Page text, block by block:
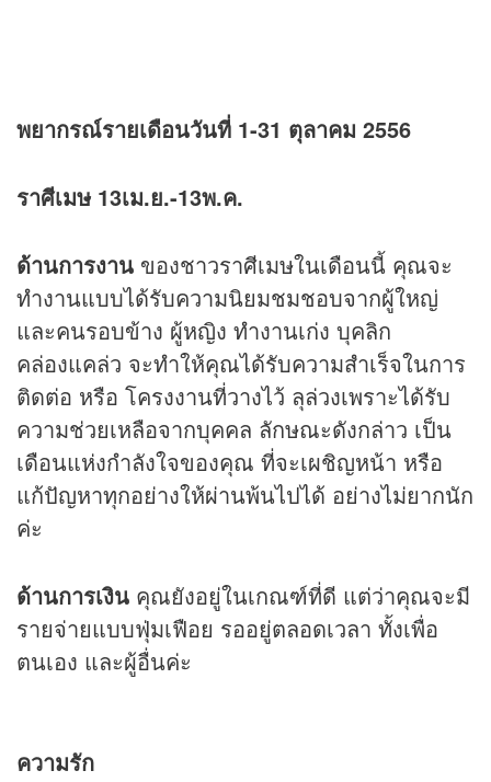
พยากรณ์รายเดือนวันที่ 1-31 ตุลาคม 2556
ราศีเมษ 13เม.ย.-13พ.ค.
ด้านการงาน ของชาวราศีเมษในเดือนนี้ คุณจะ
ทำงานแบบได้รับความนิยมชมชอบจากผู้ใหญ่
และคนรอบข้าง ผู้หญิง ทำงานเก่ง บุคลิก
คล่องแคล่ว จะทำให้คุณได้รับความสำเร็จในการ
ติดต่อ หรือ โครงงานที่วางไว้ ลุล่วงเพราะได้รับ
ความช่วยเหลือจากบุคคล ลักษณะดังกล่าว เป็น
เดือนแห่งกำลังใจของคุณ ที่จะเผชิญหน้า หรือ
แก้ปัญหาทุกอย่างให้ผ่านพ้นไปได้ อย่างไม่ยากนัก
ค่ะ
ด้านการเงิน คุณยังอยู่ในเกณฑ์ที่ดี แต่ว่าคุณจะมี
รายจ่ายแบบฟุ่มเฟือย รออยู่ตลอดเวลา ทั้งเพื่อ
ตนเอง และผู้อื่นค่ะ
ความรัก